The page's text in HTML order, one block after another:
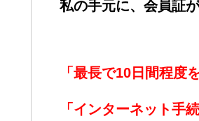
私の手元に、会員証
「最長で10日間程度
「インターネット手